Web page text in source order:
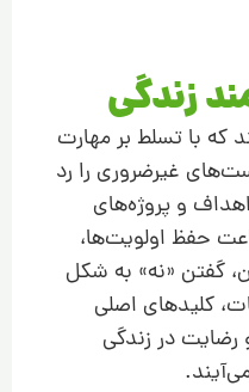
زندگی
که با تسلط بر مهارت
غیرضروری را رد
و پروژه‌های
حفظ اولویت‌ها،
گفتن «نه» به شکل
کلیدهای اصلی
در زندگی